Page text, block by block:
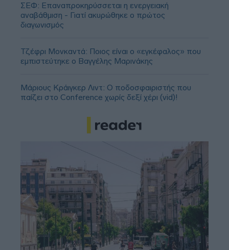
ΣΕΦ: Επαναπροκηρύσσεται η ενεργειακή
αναβάθμιση - Γιατί ακυρώθηκε ο πρώτος
διαγωνισμός
Τζέφρι Μονκαντά: Ποιος είναι ο «εγκέφαλος» που
εμπιστεύτηκε ο Βαγγέλης Μαρινάκης
Μάριους Κράιγκερ Λιντ: Ο ποδοσφαιριστής που
παίζει στο Conference χωρίς δεξί χέρι (vid)!